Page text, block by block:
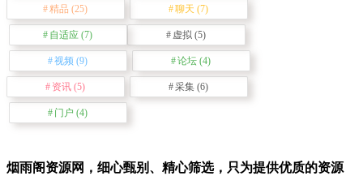
精品 (25) 聊天 (7)
自适应 (7) 虚拟 (5)
视频 (9) 论坛 (4)
资讯 (5) 采集 (6)
门户 (4)
烟雨阁资源网，细心甄别、精心筛选，只为提供优质的资源